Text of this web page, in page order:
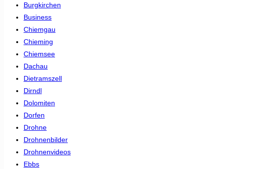
Burgkirchen
Business
Chiemgau
Chieming
Chiemsee
Dachau
Dietramszell
Dirndl
Dolomiten
Dorfen
Drohne
Drohnenbilder
Drohnenvideos
Ebbs